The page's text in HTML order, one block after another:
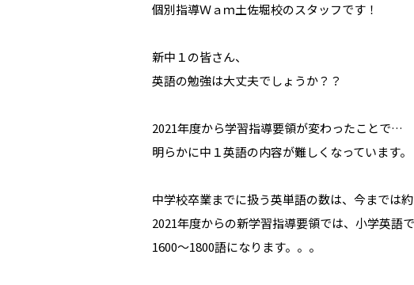
個別指導Ｗａｍ土佐堀校のスタッフです！
新中１の皆さん、
英語の勉強は大丈夫でしょうか？？
2021年度から学習指導要領が変わったことで…
明らかに中１英語の内容が難しくなっています。
中学校卒業までに扱う英単語の数は、今までは約
2021年度からの新学習指導要領では、小学英語
1600〜1800語になります。。。